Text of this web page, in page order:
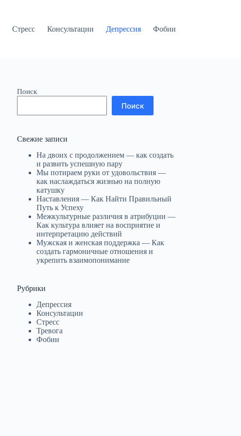
Стресс Консультации Депрессия Фобии
Поиск
Поиск
Свежие записи
На двоих с продолжением — как создать
и развить успешную пару
Мы потираем руки от удовольствия —
как наслаждаться жизнью на полную
катушку
Наставления — Как Найти Правильный
Путь к Успеху
Межкультурные различия в атрибуции —
Как культура влияет на восприятие и
интерпретацию действий
Мужская и женская поддержка — Как
создать гармоничные отношения и
укрепить взаимопонимание
Рубрики
Депрессия
Консультации
Стресс
Тревога
Фобии